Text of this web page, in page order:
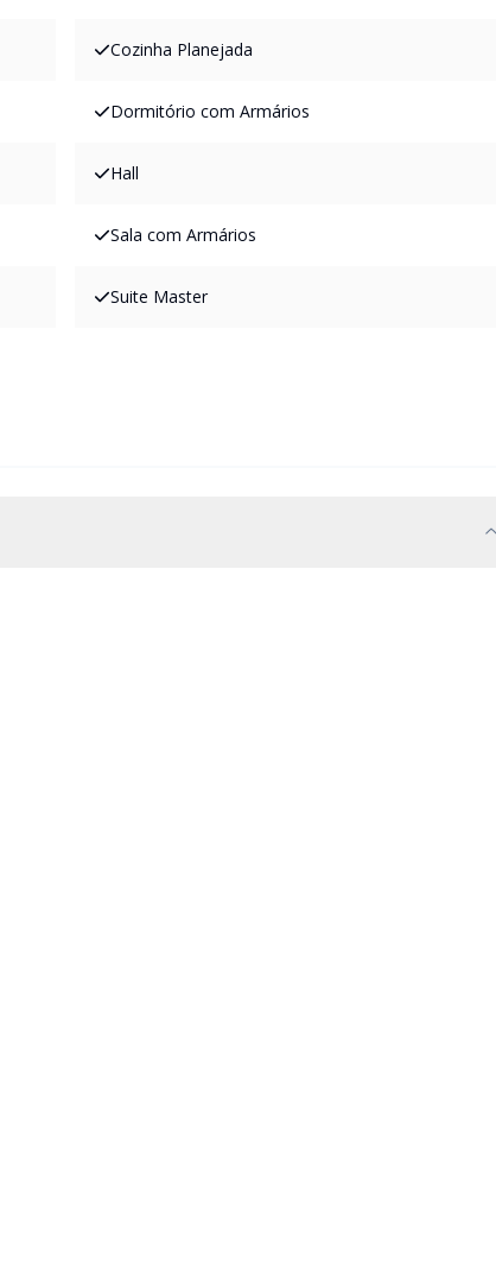
Cozinha Planejada
Dormitório com Armários
Hall
Sala com Armários
Suite Master